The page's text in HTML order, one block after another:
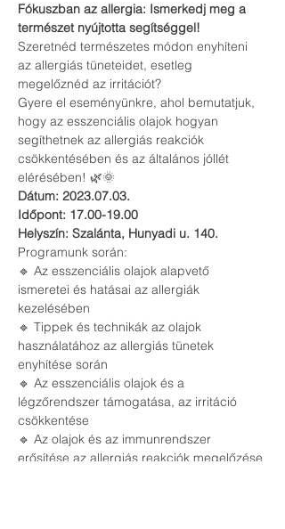
Fókuszban az allergia: Ismerkedj meg a
természet nyújtotta segítséggel!
Szeretnéd természetes módon enyhíteni
az allergiás tüneteidet, esetleg
megelőznéd az irritációt?
Gyere el eseményünkre, ahol bemutatjuk,
hogy az esszenciális olajok hogyan
segíthetnek az allergiás reakciók
csökkentésében és az általános jóllét
elérésében! 🌿🌞
Dátum: 2023.07.03.
Időpont: 17.00-19.00
Helyszín: Szalánta, Hunyadi u. 140.
Programunk során:
🔹 Az esszenciális olajok alapvető
ismeretei és hatásai az allergiák
kezelésében
🔹 Tippek és technikák az olajok
használatához az allergiás tünetek
enyhítése során
🔹 Az esszenciális olajok és a
légzőrendszer támogatása, az irritáció
csökkentése
🔹 Az olajok és az immunrendszer
erősítése az allergiás reakciók megelőzése